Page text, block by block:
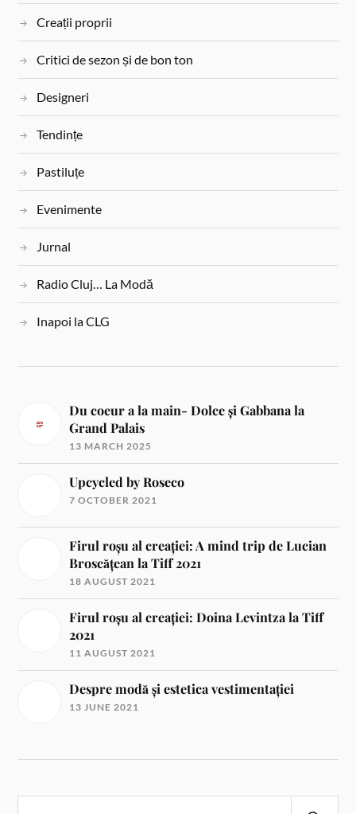
Creații proprii
Critici de sezon și de bon ton
Designeri
Tendințe
Pastiluțe
Evenimente
Jurnal
Radio Cluj… La Modă
Inapoi la CLG
Du coeur a la main- Dolce și Gabbana la
Grand Palais
13 MARCH 2025
Upcycled by Roseco
7 OCTOBER 2021
Firul roșu al creației: A mind trip de Lucian
Broscățean la Tiff 2021
18 AUGUST 2021
Firul roșu al creației: Doina Levintza la Tiff
2021
11 AUGUST 2021
Despre modă și estetica vestimentației
13 JUNE 2021